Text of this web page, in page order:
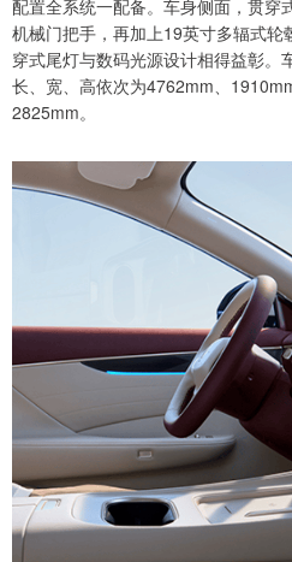
配置全系统一配备。车身侧面，贯穿
机械门把手，再加上19英寸多辐式
穿式尾灯与数码光源设计相得益彰。
长、宽、高依次为4762mm、
2825mm。